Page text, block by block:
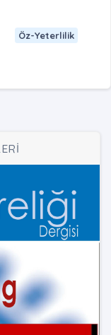
Öz-Yeterlilik